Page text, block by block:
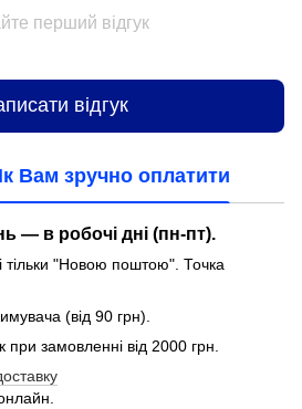
перший відгук
відгук
Вам зручно оплатити
— в робочі дні (пн-пт).
тільки "Новою поштою". Точка
(від 90 грн).
замовленні від 2000 грн.